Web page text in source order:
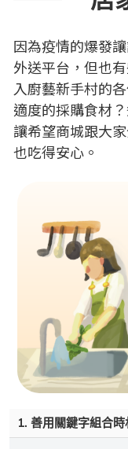
因為疫情的爆發
外送平台，但也
入廚藝新手村的
適度的採購食材
讓希望商城跟大
也吃得安心。
1. 善用關鍵字組合時